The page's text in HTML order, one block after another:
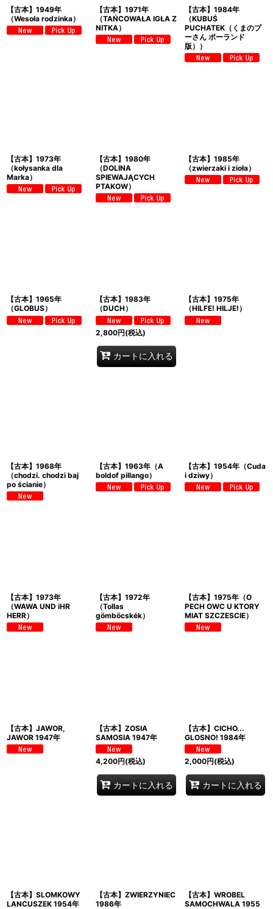
【古本】1949年
（Wesoła rodzinka）
【古本】1971年
（TAŃCOWAŁA IGŁA Z
NITKA）
【古本】1984年
（KUBUŚ
PUCHATEK（くまのプ
ーさん ポーランド
版））
【古本】1973年
（kołysanka dla
Marka）
【古本】1980年
（DOLINA
SPIEWAJĄCYCH
PTAKOW）
【古本】1985年
（zwierzaki i zioła）
【古本】1965年
（GLOBUS）
【古本】1983年
（DUCH）
2,800円(税込)
カートに入れる
【古本】1975年
（HILFE! HILJE!）
【古本】1968年
（chodzi. chodzi baj
po ścianie）
【古本】1963年（A
boldof pillango）
【古本】1954年（Cuda
i dziwy）
【古本】1973年
（WAWA UND iHR
HERR）
【古本】1972年
（Tollas
gömböcskék）
【古本】1975年（O
PECH OWC U KTORY
MIAT SZCZESCIE）
【古本】JAWOR,
JAWOR 1947年
【古本】ZOSIA
SAMOSIA 1947年
4,200円(税込)
カートに入れる
【古本】CICHO...
GLOSNO! 1984年
2,000円(税込)
カートに入れる
【古本】SLOMKOWY
LANCUSZEK 1954年
【古本】ZWIERZYNIEC
1986年
【古本】WROBEL
SAMOCHWALA 1955